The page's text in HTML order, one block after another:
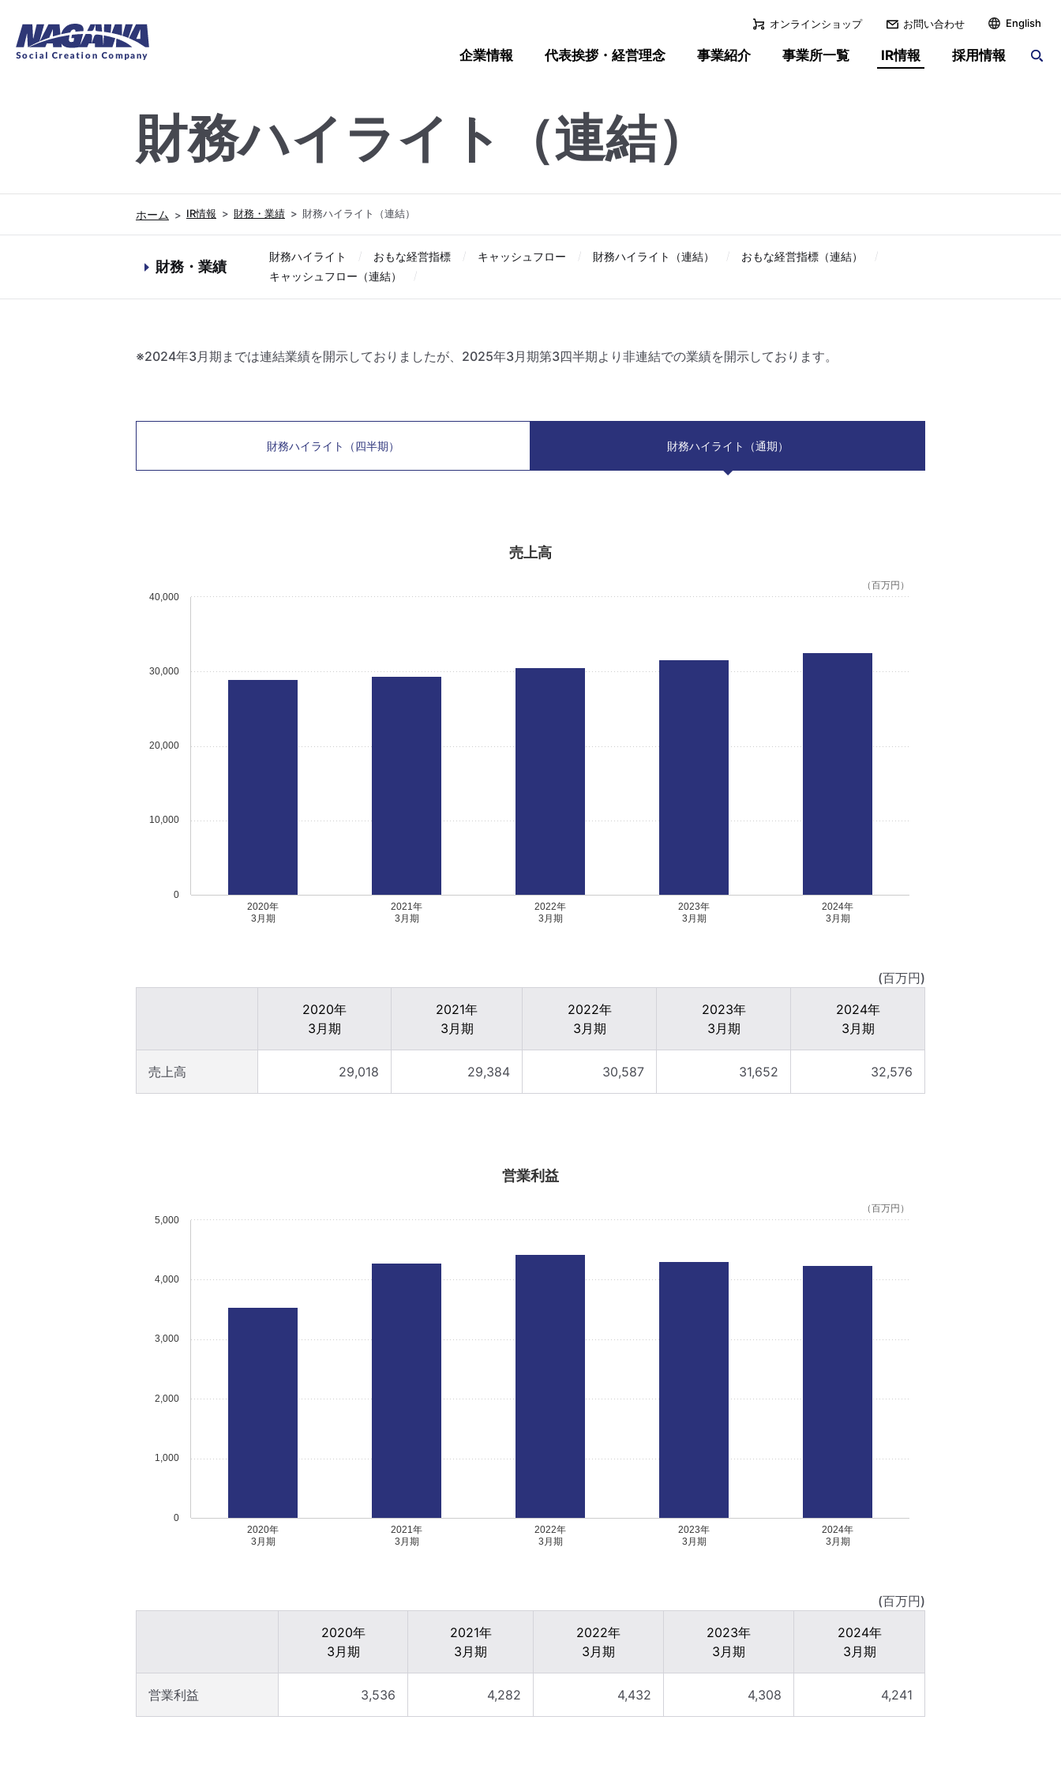
財務ハイライト（連結）
IR情報 財務・業績 財務ハイライト（連結）
財務・業績
財務ハイライト おもな経営指標 キャッシュフロー 財務ハイライト（連結）
おもな経営指標（連結）
キャッシュフロー（連結）
※2024年3月期までは連結業績を開示しておりましたが、2025年3月期第3四半期より非連結での業績を開示しております。
財務ハイライト（四半期） 財務ハイライト（通期）
売上高
2020年
3月期
2021年
3月期
2022年
3月期
2023年
3月期
2024年
3月期
0
10,000
20,000
30,000
40,000
（百万円）
(百万円)
2020年
3月期
2021年
3月期
2022年
3月期
2023年
3月期
2024年
3月期
売上高 29,018 29,384 30,587 31,652 32,576
営業利益
2020年
3月期
2021年
3月期
2022年
3月期
2023年
3月期
2024年
3月期
0
1,000
2,000
3,000
4,000
5,000
（百万円）
(百万円)
2020年
3月期
2021年
3月期
2022年
3月期
2023年
3月期
2024年
3月期
営業利益 3,536 4,282 4,432 4,308 4,241
オンラインショップ お問い合わせ English
企業情報 会社概要
代表挨拶・経営理
沿革
サステナビリティ 事業所一覧
企業情報 代表挨拶・経営理念
事業紹介
システム建築/モジ
ュール建築
ユニットハウス 建設機械
復興支援
事業紹介 事業所一覧
IR情報 経営方針 中期経営計画 財務・業績
株式情報 免責事項
IR情報 採用情報